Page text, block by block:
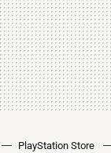
PlayStation Store